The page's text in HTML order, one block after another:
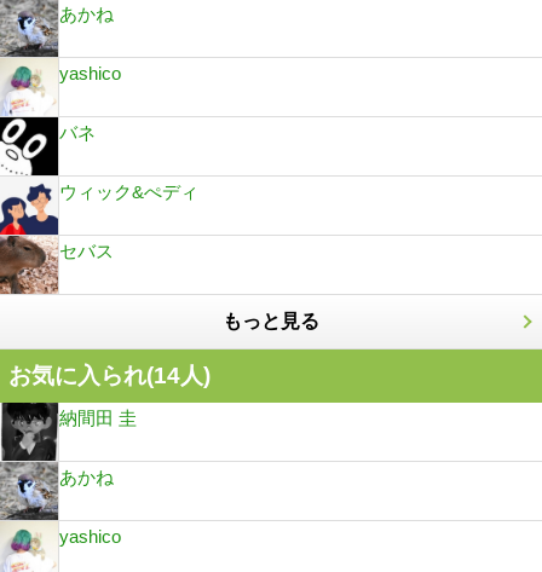
あかね
yashico
バネ
ウィック&ぺディ
セバス
もっと見る
お気に入られ(14人)
納間田 圭
あかね
yashico